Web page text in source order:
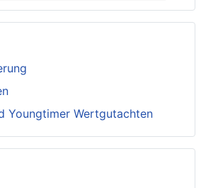
Youngtimer Wertgutachten